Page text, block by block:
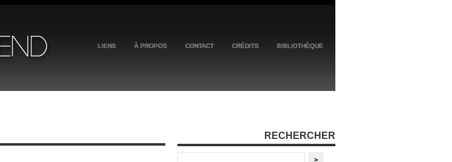
LIENS À PROPOS CONTACT CRÉDITS BIBLIOTHÈQUE
RECHERCHER